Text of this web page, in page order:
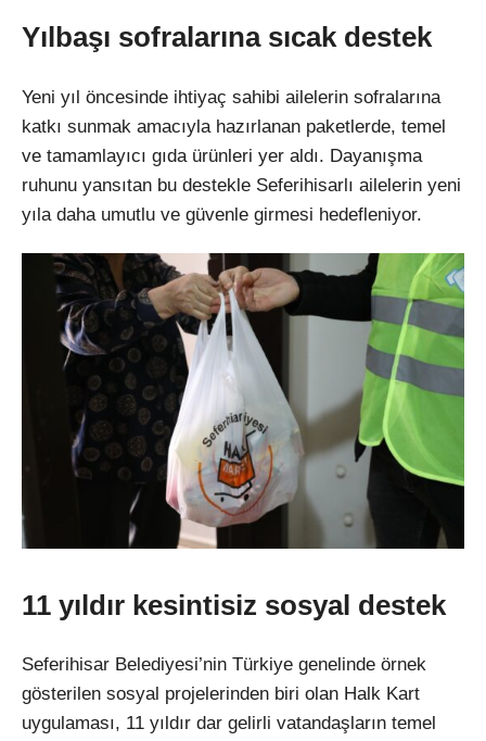
Yılbaşı sofralarına sıcak destek
Yeni yıl öncesinde ihtiyaç sahibi ailelerin sofralarına
katkı sunmak amacıyla hazırlanan paketlerde, temel
ve tamamlayıcı gıda ürünleri yer aldı. Dayanışma
ruhunu yansıtan bu destekle Seferihisarlı ailelerin yeni
yıla daha umutlu ve güvenle girmesi hedefleniyor.
11 yıldır kesintisiz sosyal destek
Seferihisar Belediyesi’nin Türkiye genelinde örnek
gösterilen sosyal projelerinden biri olan Halk Kart
uygulaması, 11 yıldır dar gelirli vatandaşların temel